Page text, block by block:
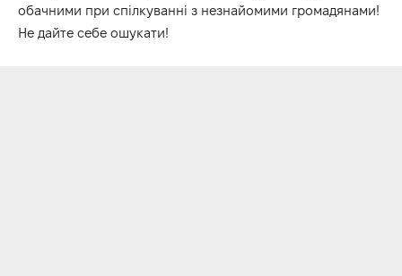
обачними при спілкуванні з незнайомими громадянами!
Не дайте себе ошукати!